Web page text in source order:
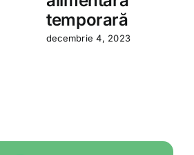
temporară
decembrie 4, 2023